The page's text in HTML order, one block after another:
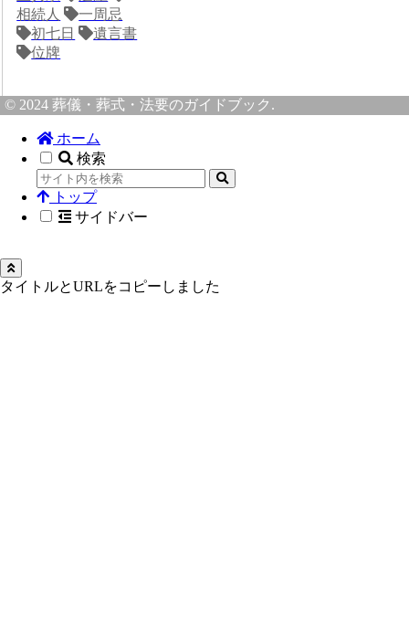
相続人
一周忌
初七日
遺言書
位牌
© 2024 葬儀・葬式・法要のガイドブック.
ホーム
検索
トップ
サイドバー
タイトルとURLをコピーしました